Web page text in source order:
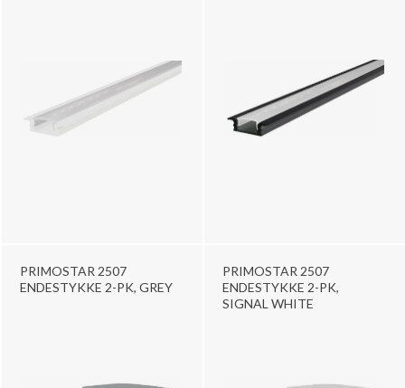
PRIMOSTAR 2507
ENDESTYKKE 2-PK, GREY
PRIMOSTAR 2507
ENDESTYKKE 2-PK,
SIGNAL WHITE